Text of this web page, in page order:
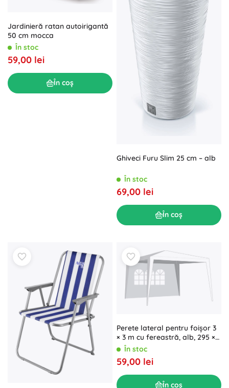
Jardinieră ratan autoirigantă
50 cm mocca
În stoc
59,00 lei
În coș
Ghiveci Furu Slim 25 cm – alb
În stoc
69,00 lei
În coș
Perete lateral pentru foișor 3
× 3 m cu fereastră, alb, 295 ×
190 cm
În stoc
59,00 lei
În coș